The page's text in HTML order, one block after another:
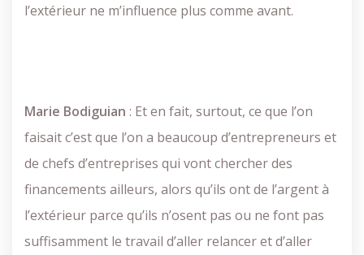
l’extérieur ne m’influence plus comme avant.
Marie Bodiguian : Et en fait, surtout, ce que l’on
faisait c’est que l’on a beaucoup d’entrepreneurs et
de chefs d’entreprises qui vont chercher des
financements ailleurs, alors qu’ils ont de l’argent à
l’extérieur parce qu’ils n’osent pas ou ne font pas
suffisamment le travail d’aller relancer et d’aller